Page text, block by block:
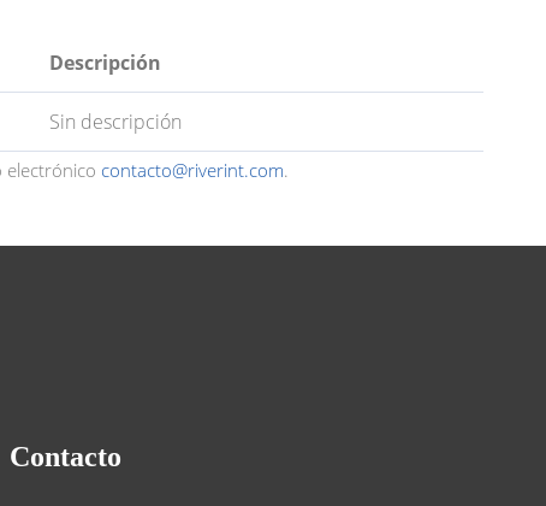
Descripción
Sin descripción
electrónico contacto@riverint.com.
Contacto